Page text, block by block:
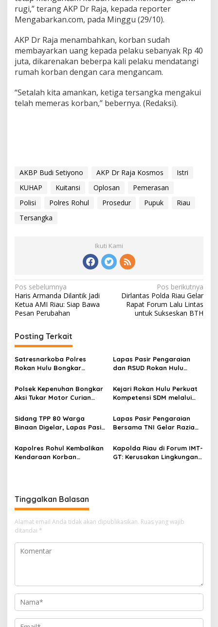
rugi,” terang AKP Dr Raja, kepada reporter
Mengabarkan.com, pada Minggu (29/10).
AKP Dr Raja menambahkan, korban sudah
membayarkan uang kepada pelaku sebanyak Rp 40
juta, dikarenakan beberpa kali pelaku mendatangi
rumah korban dengan cara mengancam.
“Setalah kita amankan, ketiga tersangka mengakui
telah memeras korban,” bebernya. (Redaksi).
AKBP Budi Setiyono AKP Dr Raja Kosmos
Istri
KUHAP
Kuitansi Oplosan
Pemerasan
Polisi
Polres Rohul Prosedur Pupuk
Riau
Tersangka
Ikuti Kami
Navigasi
pos
Pos sebelumnya
Haris Armanda Dilantik Jadi
Ketua AMI Riau: Siap Bawa
Pesan Perubahan
Pos berikutnya
Dirlantas Polda Riau Gelar
Rapat Forum Lalu Lintas
untuk Sukseskan BTH
Posting Terkait
Satresnarkoba Polres
Rokan Hulu Bongkar
Pelaku Ditangkap di
Perkebunan Sawit
Lapas Pasir Pengaraian
dan RSUD Rokan Hulu
Darah untuk Kemanusiaan
Polsek Kepenuhan Bongkar
Aksi Tukar Motor Curian
Diamankan
Kejari Rokan Hulu Perkuat
Kompetensi SDM melalui
Corporate University
Bidang Perencanaan 2026
Sidang TPP 80 Warga
Binaan Digelar, Lapas Pasir
Berikan Layanan Integrasi
Transparan dan Gratis
Lapas Pasir Pengaraian
Bersama TNI Gelar Razia
Komitmen Ciptakan Lapas
Bersih Narkoba
Kapolres Rohul Kembalikan
Kendaraan Korban
Kapolda Riau di Forum IMT-
GT: Kerusakan Lingkungan
Tinggalkan Balasan
Alamat email Anda tidak akan dipublikasikan. Ruas yang wajib
ditandai *